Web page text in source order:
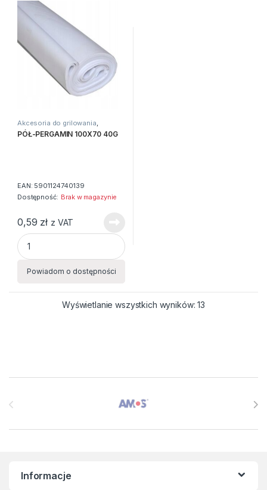
Akcesoria do grilowania,
Artykuły gospodarcze,Worki na
śmieci
PÓŁ-PERGAMIN 100X70 40G
EAN: 5901124740139
Dostępność: Brak w magazynie
0,59 zł z VAT
PÓŁ-PERGAMIN 100X70 40G quantity
Powiadom o dostępności
Wyświetlanie wszystkich wyników: 13
Informacje